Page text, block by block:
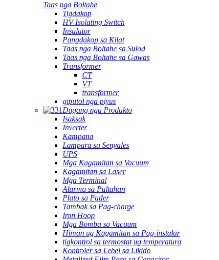
Taas nga Boltahe
Tigdakop
HV Isolating Switch
Insulator
Pangdakop sa Kilat
Taas nga Boltahe sa Sulod
Taas nga Boltahe sa Gawas
Transformer
CT
VT
transformer
giputol nga piyus
Dugang nga Produkto
Isaksak
Inverter
Kampana
Lampara sa Senyales
UPS
Mga Kagamitan sa Vacuum
Kagamitan sa Laser
Mga Terminal
Alarma sa Pultahan
Plato sa Pader
Tambak sa Pag-charge
Iron Hoop
Mga Bomba sa Vacuum
Himan ug Kagamitan sa Pag-instalar
tigkontrol sa termostat ug temperatura
Kontroler sa Lebel sa Likido